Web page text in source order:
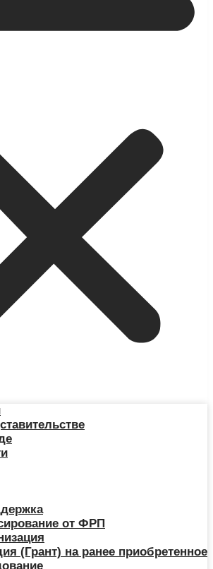
от ФРП
(Грант) на ранее приобретенное